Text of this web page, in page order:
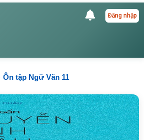
Đăng nhập
Ôn tập Ngữ Văn 11